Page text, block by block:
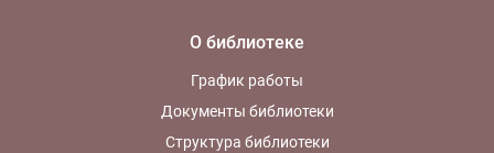
О библиотеке
График работы
Документы библиотеки
Структура библиотеки